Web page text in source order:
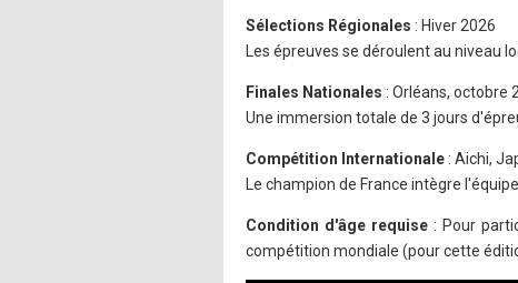
Sélections Régionales : Hiver 2026
Les épreuves se déroulent au niveau
Finales Nationales : Orléans, octobre
Une immersion totale de 3 jours
Compétition Internationale : Aichi,
Le champion de France intègre
Condition d'âge requise : Pour
compétition mondiale (pour cette